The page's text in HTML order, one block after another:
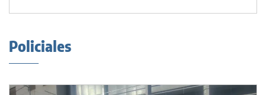
Policiales